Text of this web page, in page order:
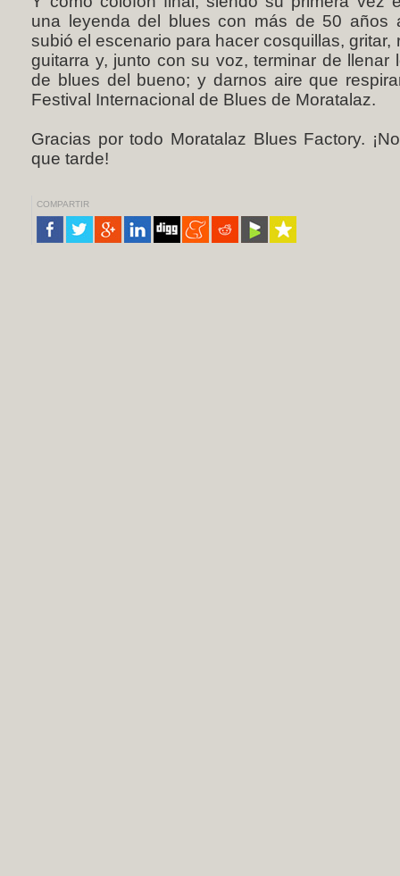
una leyenda del blues con más de 50 años
subió el escenario para hacer cosquillas,
guitarra y, junto con su voz, terminar de
de blues del bueno; y darnos aire que
Festival Internacional de Blues de Moratalaz.
Gracias por todo Moratalaz Blues Factory.
que tarde!
COMPARTIR